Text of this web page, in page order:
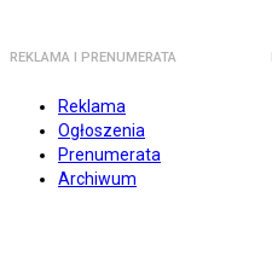
REKLAMA I PRENUMERATA
Reklama
Ogłoszenia
Prenumerata
Archiwum